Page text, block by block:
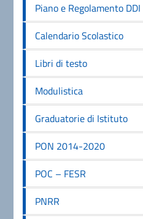
Piano e Regolamento DDI
Calendario Scolastico
Libri di testo
Modulistica
Graduatorie di Istituto
PON 2014-2020
POC – FESR
PNRR